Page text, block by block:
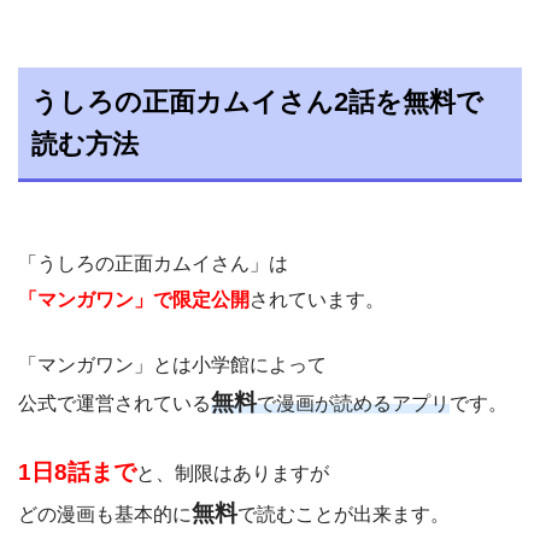
うしろの正面カムイさん2話を無料で
読む方法
「うしろの正面カムイさん」は
「マンガワン」で限定公開 されています。
「マンガワン」とは小学館によって
公式で運営されている無料で漫画が読めるアプリです。
1日8話までと、制限はありますが
どの漫画も基本的に無料で読むことが出来ます。